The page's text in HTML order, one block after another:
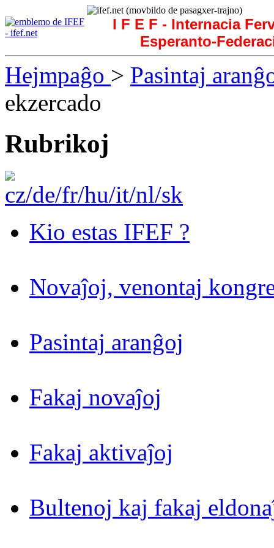
I F E F - Internacia
Esperanto-
Hejmpaĝo > Pasintaj
ekzercado
Rubrikoj
Kio estas IFEF ?
Novaĵoj, venontaj
Pasintaj aranĝoj
Fakaj novaĵoj
Fakaj aktivaĵoj
Bultenoj kaj fakaj